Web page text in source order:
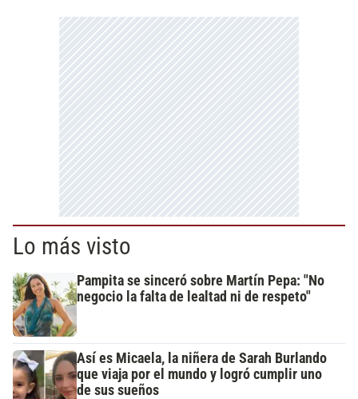
Lo más visto
Pampita se sinceró sobre Martín Pepa: "No
negocio la falta de lealtad ni de respeto"
Así es Micaela, la niñera de Sarah Burlando
que viaja por el mundo y logró cumplir uno
de sus sueños